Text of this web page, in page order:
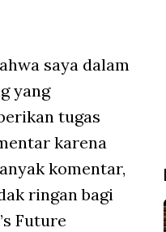
saya dalam
yang
tugas
karena
komentar,
ringan bagi
Future